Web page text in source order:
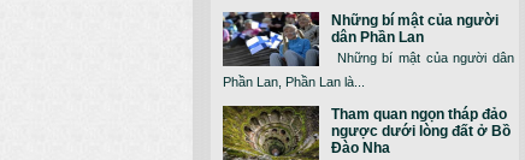
Những bí mật của người
dân Phần Lan
Những bí mật của người dân
Phần Lan, Phần Lan là...
Tham quan ngọn tháp đảo
ngược dưới lòng đất ở Bồ
Đào Nha